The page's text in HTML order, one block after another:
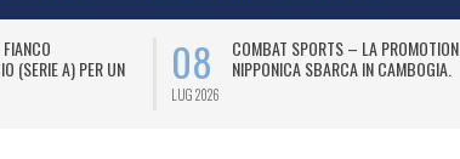
(SERIE A) PER UN
08
LUG 2026
COMBAT SPORTS – LA PROMOTION
NIPPONICA SBARCA IN CAMBOGIA.